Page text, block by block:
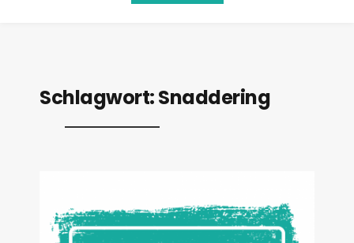
Schlagwort:Snaddering